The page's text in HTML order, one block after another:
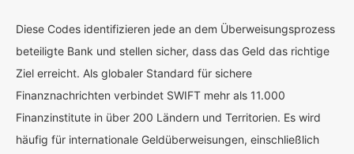
Diese Codes identifizieren jede an dem Überweisungsprozess
beteiligte Bank und stellen sicher, dass das Geld das richtige
Ziel erreicht. Als globaler Standard für sichere
Finanznachrichten verbindet SWIFT mehr als 11.000
Finanzinstitute in über 200 Ländern und Territorien. Es wird
häufig für internationale Geldüberweisungen, einschließlich